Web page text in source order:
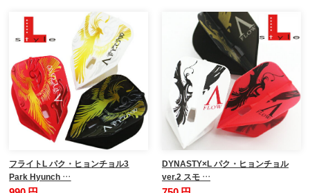
フライトL パク・ヒョンチョル3
Park Hyunch …
DYNASTY×L パク・ヒョンチョル
ver.2 スモ …